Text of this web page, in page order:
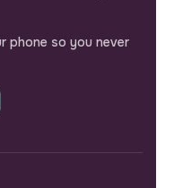
phone so you never